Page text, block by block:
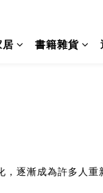
居 書籍雜貨
逐漸成為許多人